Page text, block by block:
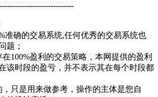
准确的交易系统,任何优秀的交易系统也
题；
100%盈利的交易策略，本网提供的盈利
该时段的盈亏，并不表示其在每个时段都
只是用来做参考，操作的主体是您自